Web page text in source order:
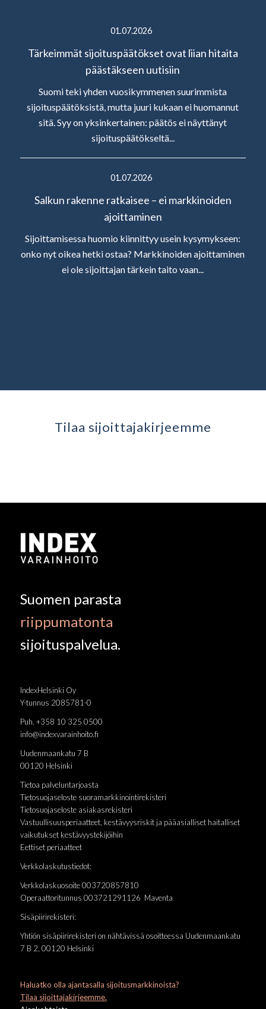
01.07.2026
Tärkeimmät sijoituspäätökset ovat liian hitaita
päästäkseen uutisiin
Suomi teki yhden vuosikymmenen suurimmista
sijoituspäätöksistä, mutta juuri kukaan ei huomannut
sitä. Syy on yksinkertainen: päätös ei näyttänyt
sijoituspäätökseltä...
01.07.2026
Salkun rakenne ratkaisee – ei markkinoiden
ajoittaminen
Sijoittamisessa huomio kiinnittyy usein kysymykseen:
onko nyt oikea hetki ostaa? Markkinoiden ajoittaminen
ei ole sijoittajan tärkein taito vaan...
Tilaa sijoittaja­kirjeemme
Suomen parasta
riippumatonta
sijoituspalvelua.
IndexHelsinki Oy
Y-tunnus 2085781-0
Puh. +358 10 325 0500
info@indexvarainhoito.fi
Uudenmaankatu 7 B
00120 Helsinki
Tietoa palveluntarjoasta
Tietosuojaseloste suoramarkkinointirekisteri
Tietosuojaseloste asiakasrekisteri
Vastuullisuusperiaatteet, kestävyysriskit ja pääasialliset haitalliset
vaikutukset kestävyystekijöihin
Eettiset periaatteet
Verkkolaskutustiedot:
Verkkolaskuosoite 003720857810
Operaattoritunnus 003721291126 Maventa
Sisäpiirirekisteri:
Yhtiön sisäpiirirekisteri on nähtävissä osoitteessa Uudenmaankatu
7 B 2, 00120 Helsinki
Haluatko olla ajantasalla sijoitusmarkkinoista?
Tilaa sijoittajakirjeemme.